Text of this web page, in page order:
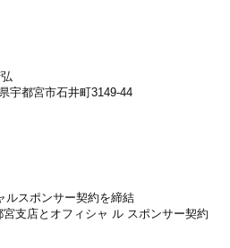
宇都宮市石井町3149-44
ルスポンサー契約を締結
支店とオフィシャ ル スポンサー契約